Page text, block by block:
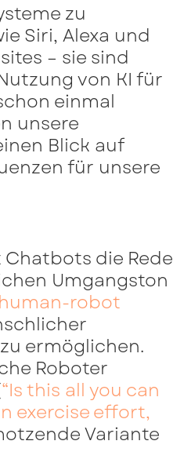
zu
Siri, Alexa und
– sie sind
von KI für
einmal
unsere
Blick auf
für unsere
die Rede
Umgangston
robot
ermöglichen.
Roboter
“Is this all you can
exercise effort,
Variante